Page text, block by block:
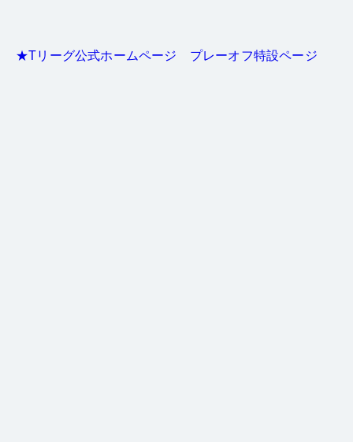
★Tリーグ公式ホームページ プレーオフ特設ページ